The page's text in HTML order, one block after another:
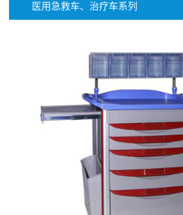
医用急救车、治疗车系列